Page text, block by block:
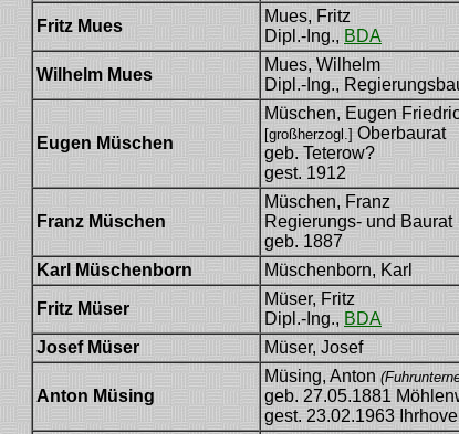
Fritz Mues
Mues, Fritz
Dipl.-Ing., BDA
Wilhelm Mues
Mues, Wilhelm
Dipl.-Ing.,
Eugen Müschen
Müschen, Eugen
[großherzogl.] Oberbaurat
geb. Teterow?
gest. 1912
Franz Müschen
Müschen, Franz
Regierungs- und Baurat
geb. 1887
Karl Müschenborn Müschenborn, Karl
Fritz Müser
Müser, Fritz
Dipl.-Ing., BDA
Josef Müser Müser, Josef
Anton Müsing
Müsing, Anton
geb. 27.05.1881
gest. 23.02.1963 Ihrhove